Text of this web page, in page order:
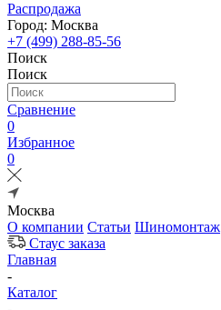
Распродажа
Город: Москва
+7 (499) 288-85-56
Поиск
Поиск
Сравнение
0
Избранное
0
Москва
О компании Статьи Шиномонтаж
Стаус заказа
Главная
-
Каталог